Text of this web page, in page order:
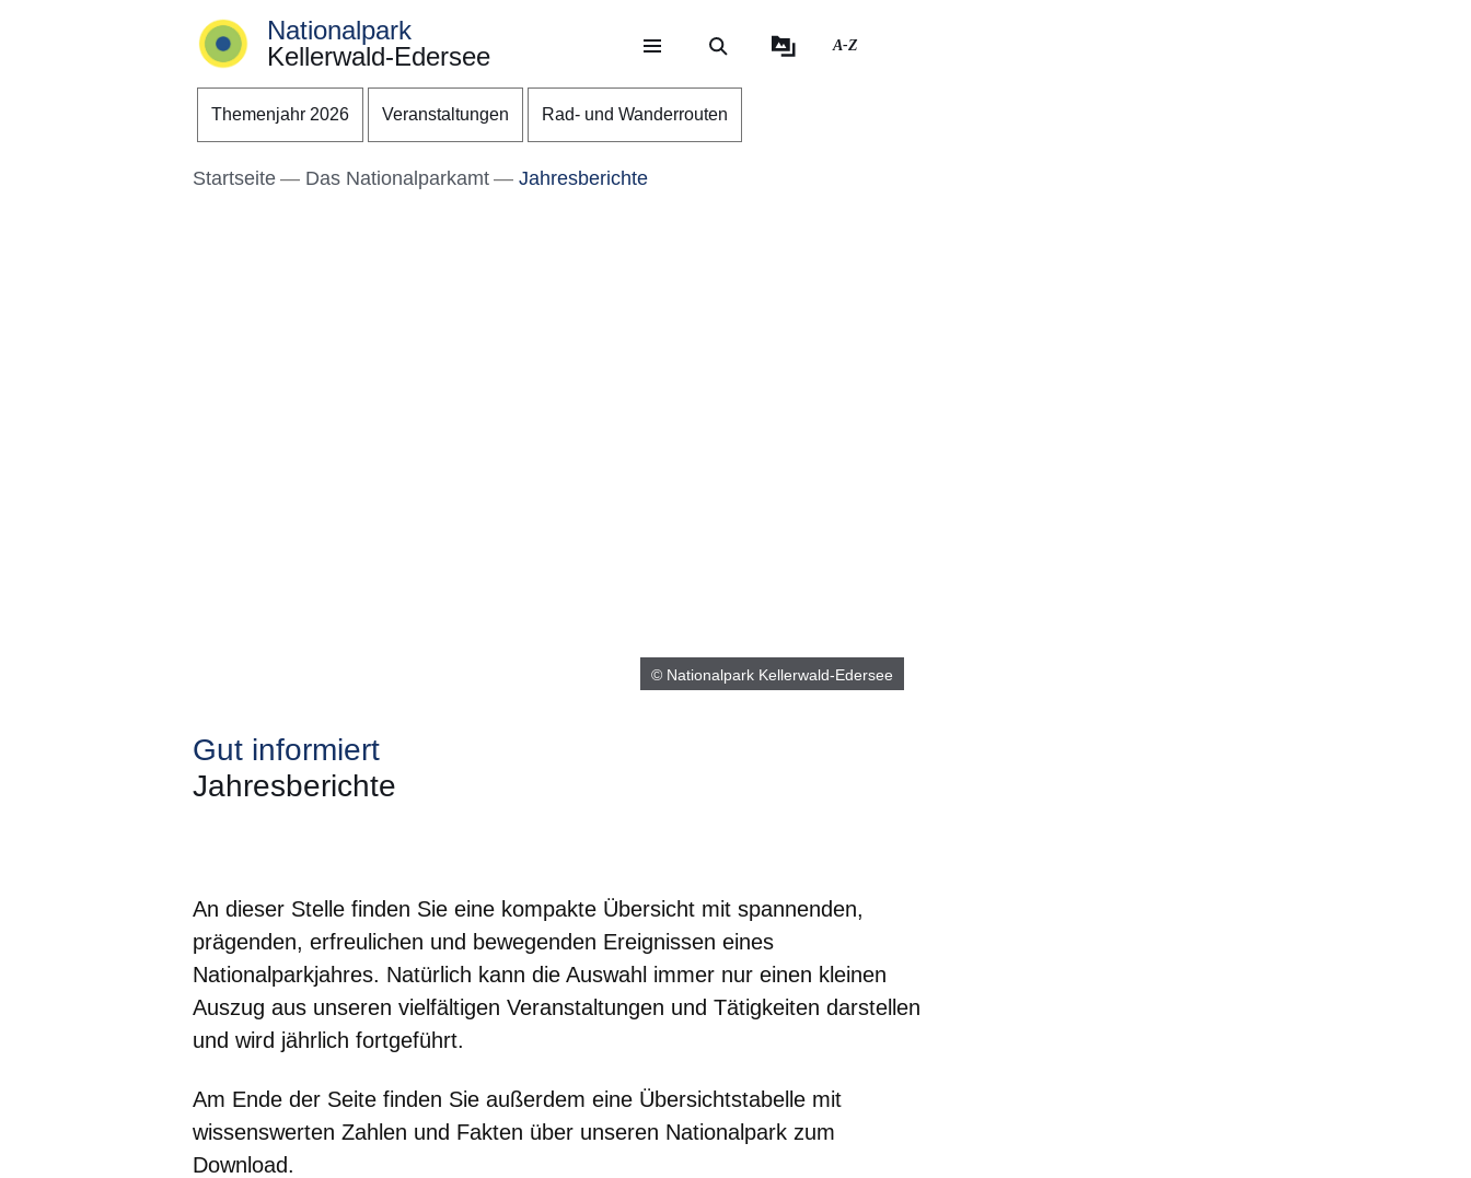
Direkt zum Kopf der Seite
Direkt zum Inhalt
Direkt zum Fuß der Seite
Nationalpark
Kellerwald-Edersee
A-Z
Themenjahr 2026 Veranstaltungen Rad- und Wanderrouten
Startseite Das Nationalparkamt Jahresberichte
© Nationalpark Kellerwald-Edersee
Gut informiert
Jahresberichte
An dieser Stelle finden Sie eine kompakte Übersicht mit spannenden,
prägenden, erfreulichen und bewegenden Ereignissen eines
Nationalparkjahres. Natürlich kann die Auswahl immer nur einen kleinen
Auszug aus unseren vielfältigen Veranstaltungen und Tätigkeiten darstellen
und wird jährlich fortgeführt.
Am Ende der Seite finden Sie außerdem eine Übersichtstabelle mit
wissenswerten Zahlen und Fakten über unseren Nationalpark zum
Download.